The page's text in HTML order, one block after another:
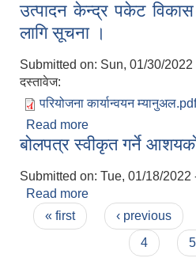
उत्पादन केन्द्र पकेट
लागि सूचना ।
Submitted on: Sun, 01/30/2022
दस्तावेज:
परियोजना कार्यान्वयन म्यानुअल.pdf
Read more
उत्पादन केन्द्र पकेट
बोलपत्र स्वीकृत गर्ने
Submitted on: Tue, 01/18/2022
Read more
Pages
« first ‹ previous
4
5